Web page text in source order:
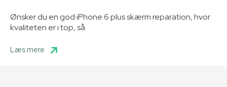
Ønsker du en god iPhone 6 plus skærm reparation, hvor
kvaliteten er i top, så
Læs mere